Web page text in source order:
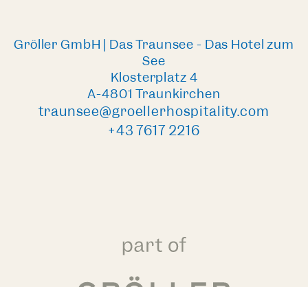
Gröller GmbH | Das Traunsee - Das Hotel zum
See
Klosterplatz 4
A-4801 Traunkirchen
traunsee@groellerhospitality.com
+43 7617 2216